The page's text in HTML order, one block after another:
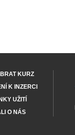
KURZ
K INZERCI
UŽITÍ
O NÁS